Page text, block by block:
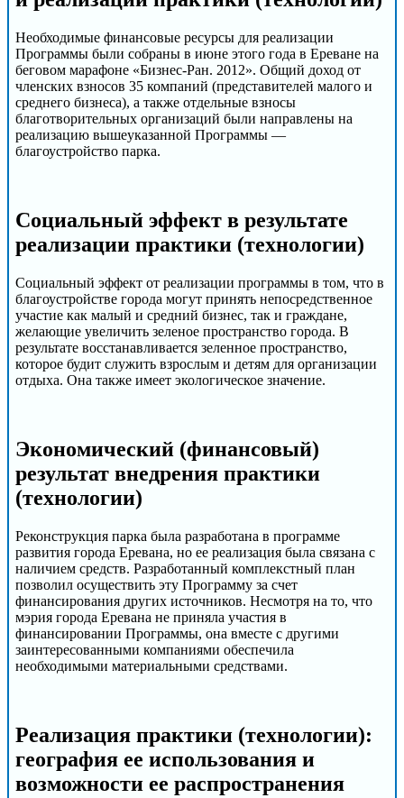
Необходимые финансовые ресурсы для реализации
Программы были собраны в июне этого года в Ереване на
беговом марафоне «Бизнес-Ран. 2012». Общий доход от
членских взносов 35 компаний (представителей малого и
среднего бизнеса), а также отдельные взносы
благотворительных организаций были направлены на
реализацию вышеуказанной Программы —
благоустройство парка.
Социальный эффект в результате
реализации практики (технологии)
Социальный эффект от реализации программы в том, что в
благоустройстве города могут принять непосредственное
участие как малый и средний бизнес, так и граждане,
желающие увеличить зеленое пространство города. В
результате восстанавливается зеленное пространство,
которое будит служить взрослым и детям для организации
отдыха. Она также имеет экологическое значение.
Экономический (финансовый)
результат внедрения практики
(технологии)
Реконструкция парка была разработана в программе
развития города Еревана, но ее реализация была связана с
наличием средств. Разработанный комплекстный план
позволил осуществить эту Программу за счет
финансирования других источников. Несмотря на то, что
мэрия города Еревана не приняла участия в
финансировании Программы, она вместе с другими
заинтересованными компаниями обеспечила
необходимыми материальными средствами.
Реализация практики (технологии):
география ее использования и
возможности ее распространения